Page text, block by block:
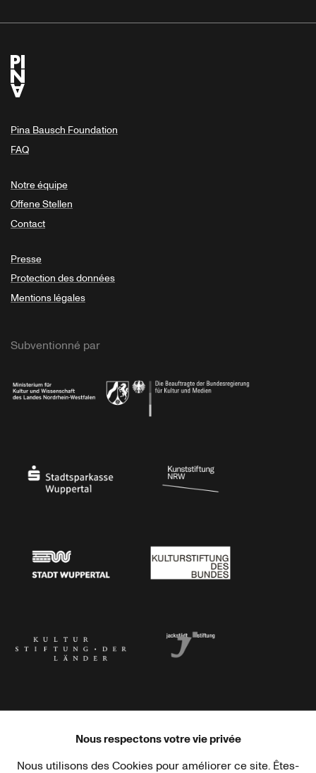
Pina Bausch Foundation
FAQ
Notre équipe
Offene Stellen
Contact
Presse
Protection des données
Mentions légales
Subventionné par
Nous respectons votre vie privée
Nous utilisons des Cookies pour améliorer ce site. Êtes-